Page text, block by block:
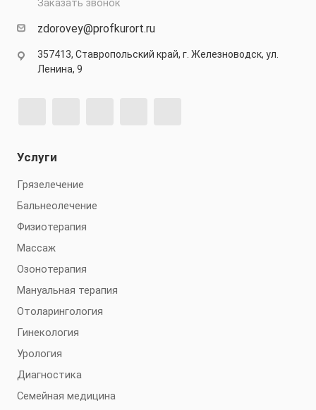
Заказать звонок
zdorovey@profkurort.ru
357413, Ставропольский край, г. Железноводск, ул.
Ленина, 9
Услуги
Грязелечение
Бальнеолечение
Физиотерапия
Массаж
Озонотерапия
Мануальная терапия
Отоларингология
Гинекология
Урология
Диагностика
Семейная медицина